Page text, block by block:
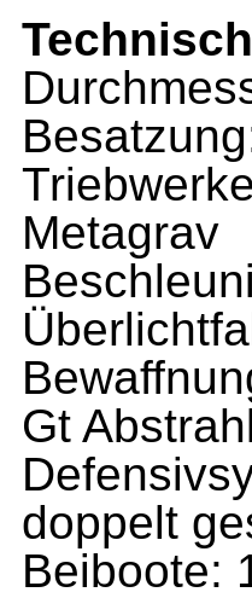
Metagrav
Gt
doppelt
Beiboote: